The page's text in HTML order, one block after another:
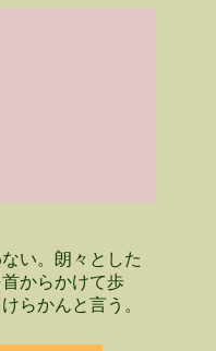
い。朗々とした
からかけて歩
らかんと言う。